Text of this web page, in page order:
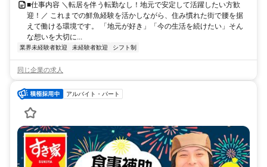
■仕事内容 ＼転居を伴う転勤なし！地元で安定して活躍したい方歓
迎！／ これまでの鮮魚経験を活かしながら、住み慣れた街で腰を据
えて働ける環境です。 「地元が好き」「今の生活を続けたい」そん
な想いを大切に...
業界未経験者歓迎 未経験者歓迎 シフト制
同じ企業の求人
アルバイト・パート